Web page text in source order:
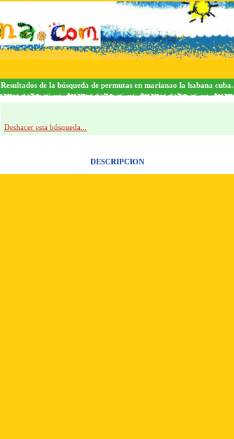
Resultados de la búsqueda de permutas en marianao la habana cuba.
Deshacer esta búsqueda...
DESCRIPCION